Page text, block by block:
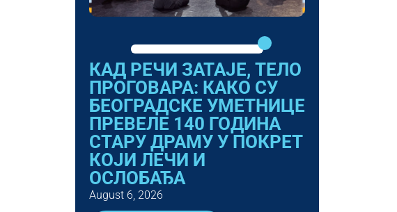
КАД РЕЧИ ЗАТАЈЕ, ТЕЛО
ПРОГОВАРА: КАКО СУ
БЕОГРАДСКЕ УМЕТНИЦЕ
ПРЕВЕЛЕ 140 ГОДИНА
СТАРУ ДРАМУ У ПОКРЕТ
КОЈИ ЛЕЧИ И
ОСЛОБАЂА
August 6, 2026